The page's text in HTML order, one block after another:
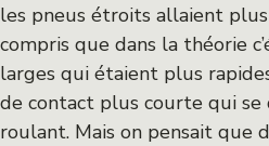
les pneus étroits allaient
compris que dans la théorie
larges qui étaient plus
de contact plus courte qui se
roulant. Mais on pensait que